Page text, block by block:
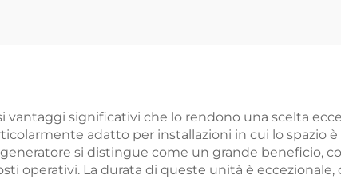
vantaggi significativi che lo rendono una scelta
adatto per installazioni in cui lo spazio
si distingue come un grande beneficio,
operativi. La durata di queste unità è